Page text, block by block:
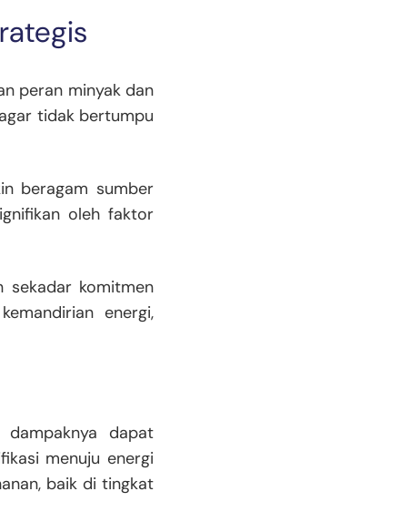
peran minyak dan
tidak bertumpu
beragam sumber
oleh faktor
sekadar komitmen
energi,
dapat
menuju energi
baik di tingkat